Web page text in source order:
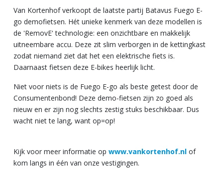
Van Kortenhof verkoopt de laatste partij Batavus Fuego E-
go demofietsen. Hét unieke kenmerk van deze modellen is
de 'RemovE' technologie: een onzichtbare en makkelijk
uitneembare accu. Deze zit slim verborgen in de kettingkast
zodat niemand ziet dat het een elektrische fiets is.
Daarnaast fietsen deze E-bikes heerlijk licht.
Niet voor niets is de Fuego E-go als beste getest door de
Consumentenbond! Deze demo-fietsen zijn zo goed als
nieuw en er zijn nog slechts zestig stuks beschikbaar. Dus
wacht niet te lang, want op=op!
Kijk voor meer informatie op www.vankortenhof.nl of
kom langs in één van onze vestigingen.